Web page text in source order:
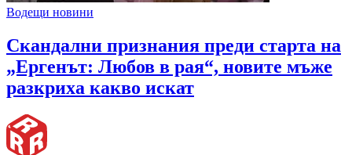
Водещи новини
Скандални признания преди старта на
„Ергенът: Любов в рая“, новите мъже
разкриха какво искат